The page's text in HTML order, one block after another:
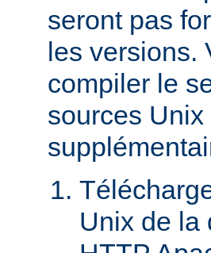
seront pas
les versions.
compiler le
sources
Unix de la